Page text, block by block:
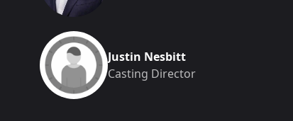
Justin Nesbitt
Casting Director